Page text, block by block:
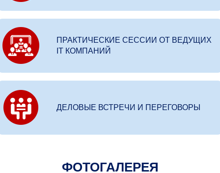
ПРАКТИЧЕСКИЕ СЕССИИ ОТ ВЕДУЩИХ
IT КОМПАНИЙ
ДЕЛОВЫЕ ВСТРЕЧИ И ПЕРЕГОВОРЫ
ФОТОГАЛЕРЕЯ